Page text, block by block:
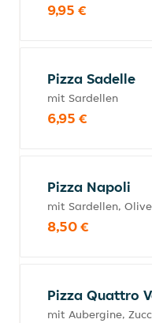
9,95 €
Pizza Sadelle
mit Sardellen
6,95 €
Pizza Napoli
mit Sardellen,
8,50 €
Pizza Quattro
mit Aubergine,